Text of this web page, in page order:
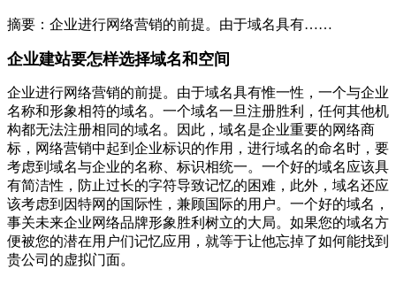
摘要： 企业进行网络营销的前提。由于域名具有……
企业建站要怎样选择域名和空间
企业进行网络营销的前提。由于域名具有惟一性，一个与企业
名称和形象相符的域名。一个域名一旦注册胜利，任何其他机
构都无法注册相同的域名。因此，域名是企业重要的网络商
标，网络营销中起到企业标识的作用，进行域名的命名时，要
考虑到域名与企业的名称、标识相统一。一个好的域名应该具
有简洁性，防止过长的字符导致记忆的困难，此外，域名还应
该考虑到因特网的国际性，兼顾国际的用户。一个好的域名，
事关未来企业网络品牌形象胜利树立的大局。如果您的域名方
便被您的潜在用户们记忆应用，就等于让他忘掉了如何能找到
贵公司的虚拟门面。